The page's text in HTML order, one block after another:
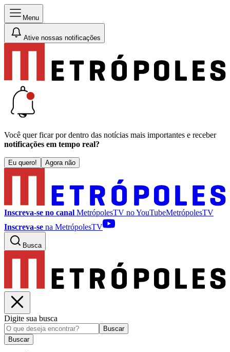
Menu
Ative nossas notificações
Você quer ficar por dentro das notícias mais importantes e receber
notificações em tempo real?
Eu quero! Agora não
Inscreva-se no canal MetrópolesTV noYouTubeMetrópolesTV
Inscreva-se na MetrópolesTV
Busca
Digite sua busca
Buscar
Buscar